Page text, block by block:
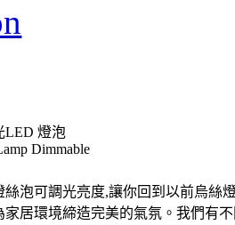
LED燈泡
Dimmable
絲泡可調光亮度,讓你回到以前烏絲
家居環境締造完美的氣氛。我們有